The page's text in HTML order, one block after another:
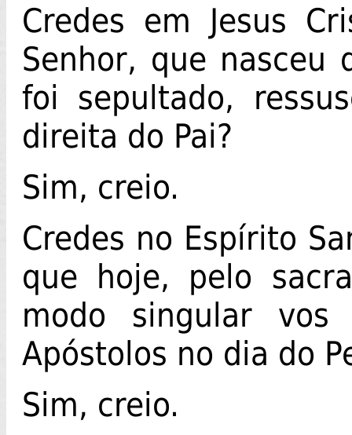
Credes em Jesus
Senhor, que nasceu
foi sepultado,
direita do Pai?
Sim, creio.
Credes no Espírito
que hoje, pelo
modo singular vos
Apóstolos no dia do
Sim, creio.